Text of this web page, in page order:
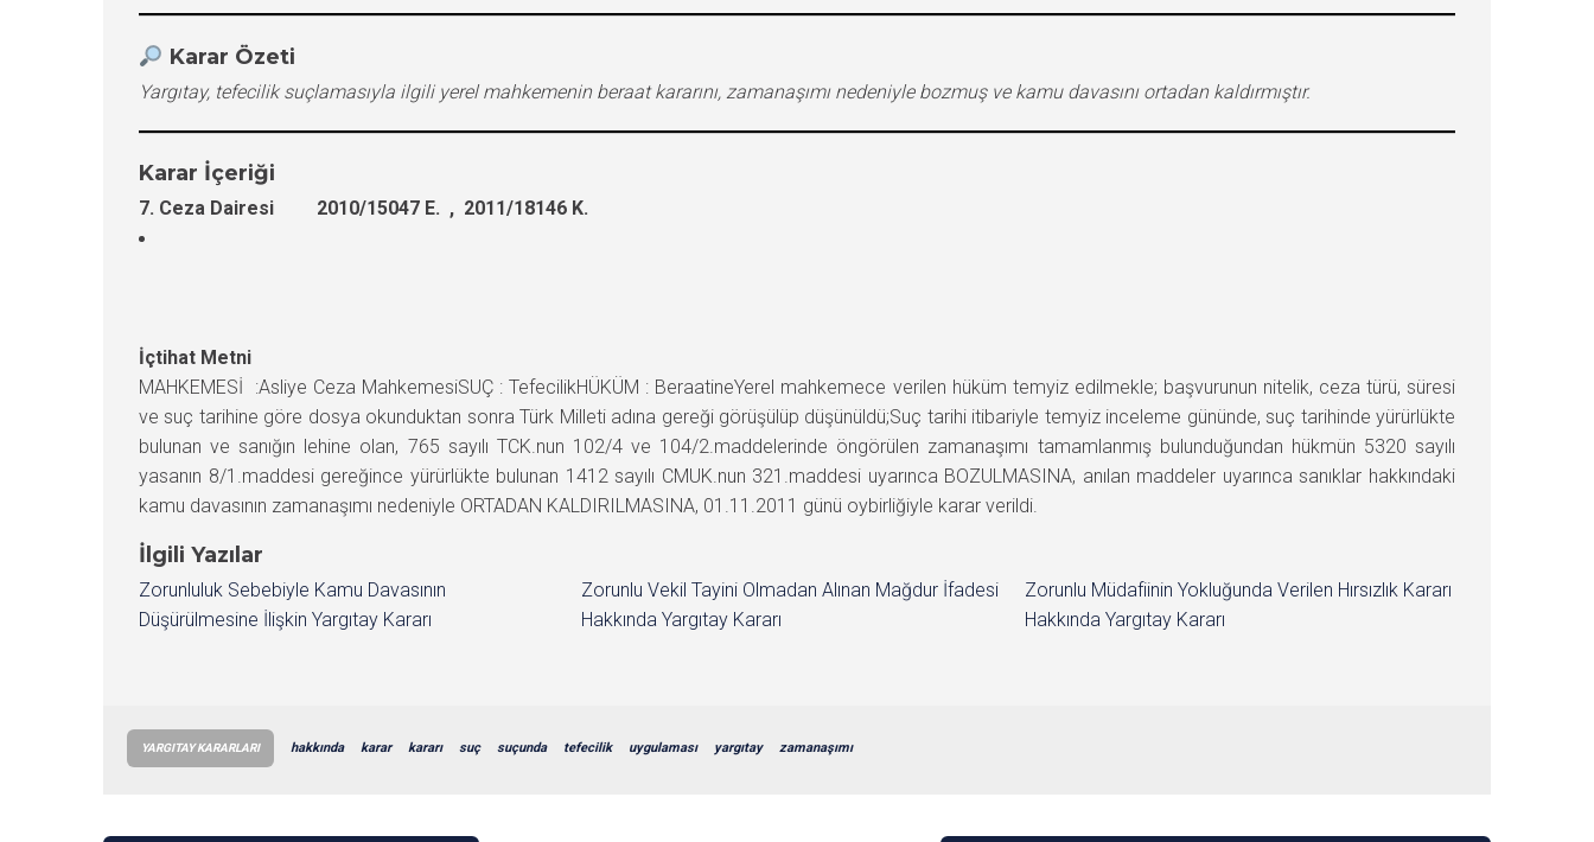
Karar Özeti
Yargıtay, tefecilik suçlamasıyla ilgili yerel mahkemenin beraat kararını, zamanaşımı nedeniyle bozmuş ve kamu davasını ortadan kaldırmıştır.
Karar İçeriği
7. Ceza Dairesi 2010/15047 E. , 2011/18146 K.
İçtihat Metni
MAHKEMESİ :Asliye Ceza MahkemesiSUÇ : TefecilikHÜKÜM : BeraatineYerel mahkemece verilen hüküm temyiz edilmekle; başvurunun nitelik, ceza türü, süresi
ve suç tarihine göre dosya okunduktan sonra Türk Milleti adına gereği görüşülüp düşünüldü;Suç tarihi itibariyle temyiz inceleme gününde, suç tarihinde yürürlükte
bulunan ve sanığın lehine olan, 765 sayılı TCK.nun 102/4 ve 104/2.maddelerinde öngörülen zamanaşımı tamamlanmış bulunduğundan hükmün 5320 sayılı
yasanın 8/1.maddesi gereğince yürürlükte bulunan 1412 sayılı CMUK.nun 321.maddesi uyarınca BOZULMASINA, anılan maddeler uyarınca sanıklar hakkındaki
kamu davasının zamanaşımı nedeniyle ORTADAN KALDIRILMASINA, 01.11.2011 günü oybirliğiyle karar verildi.
İlgili Yazılar
Zorunluluk Sebebiyle Kamu Davasının
Düşürülmesine İlişkin Yargıtay Kararı
Zorunlu Vekil Tayini Olmadan Alınan Mağdur İfadesi
Hakkında Yargıtay Kararı
Zorunlu Müdafiinin Yokluğunda Verilen Hırsızlık Kararı
Hakkında Yargıtay Kararı
YARGITAY KARARLARI hakkında karar kararı suç suçunda tefecilik uygulaması yargıtay zamanaşımı